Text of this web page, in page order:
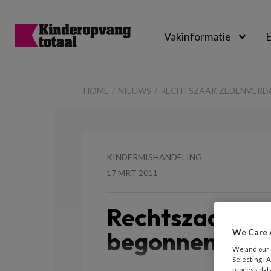
Vakinformatie
HOME NIEUWS RECHTSZAAK
KINDERMISHANDELING
17 MRT 2011
Rechtszaak
begonnen
We Care
We and our
Selecting I